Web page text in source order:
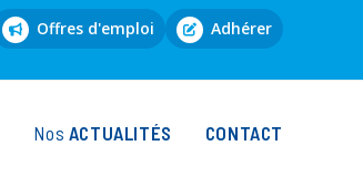
Offres d'emploi Adhérer
ACTUALITÉS CONTACT